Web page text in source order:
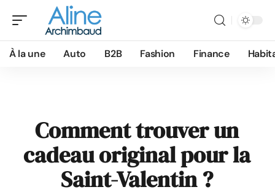
À la une Auto B2B Fashion Finance
Comment trouver un
cadeau original pour la
Saint-Valentin ?